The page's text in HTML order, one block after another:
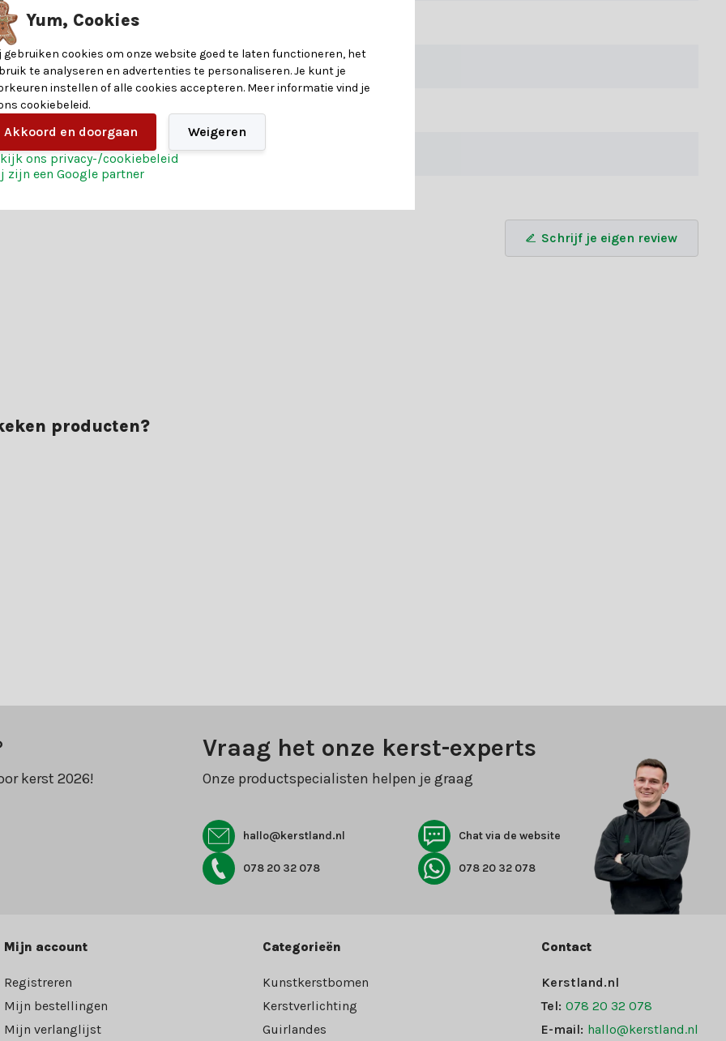
maar ook van deze voordelen:
je inspireren en maak van jouw kerstboom een echte blikvanger. Bestel vandaag nog en breng de magie in huis!
180
Polystyrene
Goud
2 jaar
Schrijf je eigen review
producten?
kerst 2026!
Vraag het onze kerst-experts
Onze productspecialisten helpen je graag
hallo@kerstland.nl Chat via de website
078 20 32 078 078 20 32 078
Mijn account
Registreren
Mijn bestellingen
Mijn verlanglijst
Categorieën
Kunstkerstbomen
Kerstverlichting
Guirlandes
Contact
Kerstland.nl
Tel: 078 20 32 078
E-mail: hallo@kerstland.nl
Yum, Cookies
gebruiken cookies om onze website goed te laten functioneren, het
te analyseren en advertenties te personaliseren. Je kunt je
instellen of alle cookies accepteren. Meer informatie vind je
cookiebeleid.
Akkoord en doorgaan
Weigeren
ons privacy-/cookiebeleid
zijn een Google partner